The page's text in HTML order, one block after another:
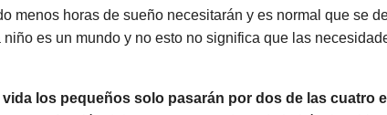
menos horas de sueño necesitarán y es normal que se
es un mundo y no esto no significa que las
los pequeños solo pasarán por dos de las cuatro